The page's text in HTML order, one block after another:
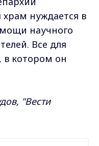
нуждается в
научного
Все для
в котором он
"Вести